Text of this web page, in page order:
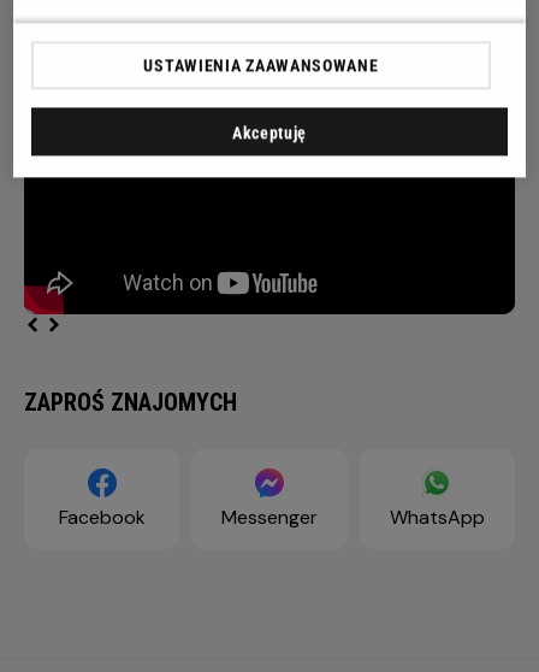
ZAPROŚ ZNAJOMYCH
Facebook Messenger WhatsApp
USTAWIENIA ZAAWANSOWANE
Akceptuję